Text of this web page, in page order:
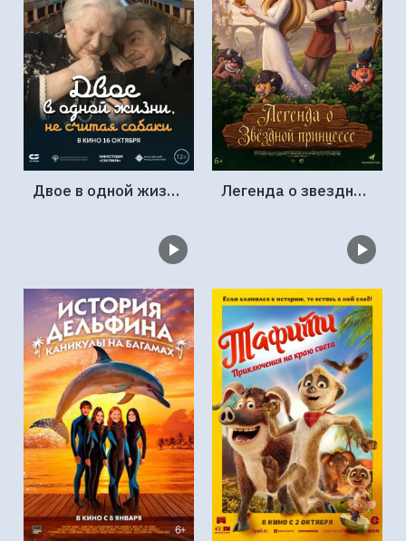
Двое в одной жизни, не считая собаки Легенда о звездной принцессе